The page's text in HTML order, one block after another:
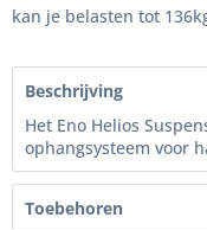
kan je belasten tot
Beschrijving
Het Eno Helios
ophangsysteem voor
Toebehoren